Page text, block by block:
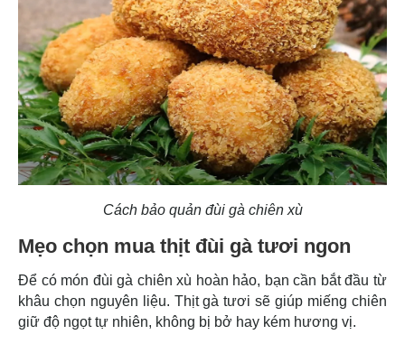
Cách bảo quản đùi gà chiên xù
Mẹo chọn mua thịt đùi gà tươi ngon
Để có món đùi gà chiên xù hoàn hảo, bạn cần bắt đầu từ
khâu chọn nguyên liệu. Thịt gà tươi sẽ giúp miếng chiên
giữ độ ngọt tự nhiên, không bị bở hay kém hương vị.